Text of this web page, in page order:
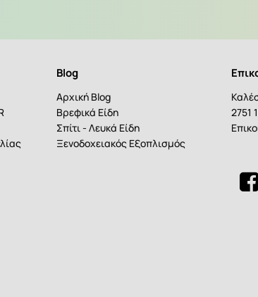
Blog
Αρχική Blog
Βρεφικά Είδη
Σπίτι - Λευκά Είδη
Ξενοδοχειακός Εξοπλισμός
2751